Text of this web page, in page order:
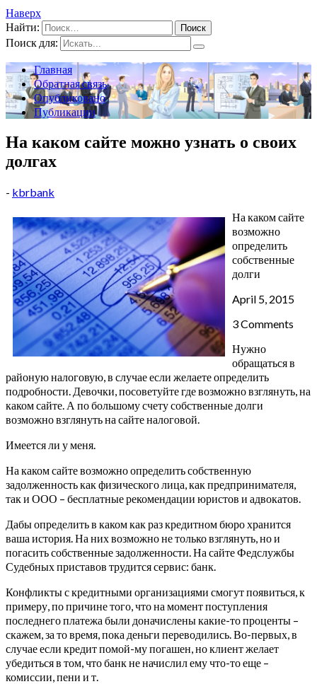
Наверх
Найти:
Поиск для:
Главная
Обратная связь
Опубликовано
Публикации
На каком сайте можно узнать о своих
долгах
- kbrbank
На каком сайте
возможно
определить
собственные
долги
April 5, 2015
3 Comments
Нужно
обращаться в
районую налоговую, в случае если желаете определить
подробности. Девочки, посоветуйте где возможно взглянуть, на
каком сайте. А по большому счету собственные долги
возможно взглянуть на сайте налоговой.
Имеется ли у меня.
На каком сайте возможно определить собственную
задолженность как физического лица, как предпринимателя,
так и ООО – бесплатные рекомендации юристов и адвокатов.
Дабы определить в каком как раз кредитном бюро хранится
ваша история. На них возможно не только взглянуть, но и
погасить собственные задолженности. На сайте Федслужбы
Судебных приставов трудится сервис: банк.
Конфликты с кредитными организациями смогут появиться, к
примеру, по причине того, что на момент поступления
последнего платежа были доначислены какие-то проценты –
скажем, за то время, пока деньги переводились. Во-первых, в
случае если кредит помой-му погашен, но клиент желает
убедиться в том, что банк не начислил ему что-то еще –
комиссии, пени и т.